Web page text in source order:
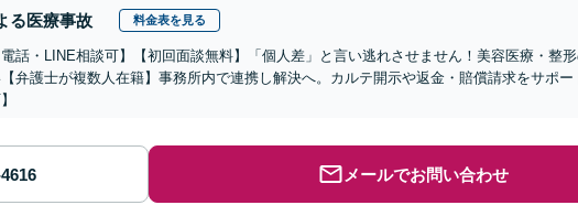
る医療事故 料金表を見る
電話・LINE相談可】【初回面談無料】「個人差」と言い逃れさせません！美容医療・整
弁護士が複数人在籍】事務所内で連携し解決へ。カルテ開示や返金・賠償請求をサポー
メールでお問い合わせ